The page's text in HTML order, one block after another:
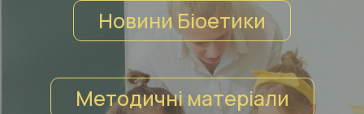
Новини Біоетики
Методичні матеріали